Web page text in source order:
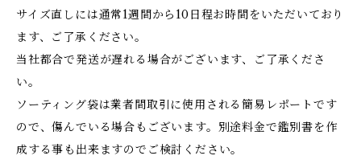
サイズ直しには通常1週間から10日程お時間をいただいており
ます、ご了承ください。
当社都合で発送が遅れる場合がございます、ご了承くださ
い。
ソーティング袋は業者間取引に使用される簡易レポートです
ので、傷んでいる場合もございます。別途料金で鑑別書を作
成する事も出来ますのでご検討ください。